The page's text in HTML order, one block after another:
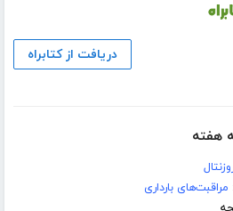
دریافت از کتابراه
هفته
مراقبت‌های بارداری